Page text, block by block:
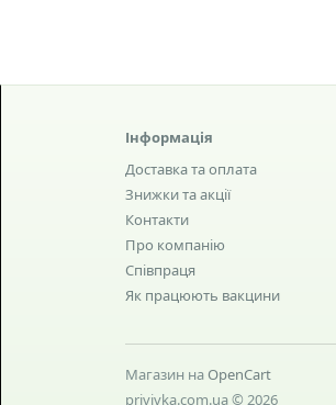
Інформація
Доставка та оплата
Знижки та акції
Контакти
Про компанію
Співпраця
Як працюють вакцини
Магазин на OpenCart
privivka.com.ua © 2026